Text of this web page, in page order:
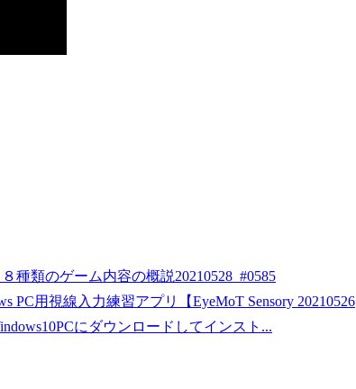
種類のゲーム内容の概説20210528_#0585
用視線入力練習アプリ【EyeMoT Sensory 20210526
にダウンロードしてインスト...